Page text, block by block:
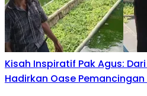
Kisah Inspiratif Pak Agus:
Hadirkan Oase